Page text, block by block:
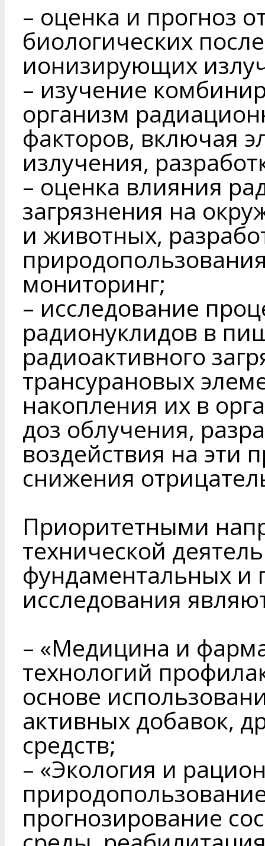
– оценка и прогноз
биологических
ионизирующих
– изучение
организм
факторов, включая
излучения,
– оценка влияния
загрязнения на
и животных,
мониторинг;
– исследование
радионуклидов в
радиоактивного
трансурановых
накопления их в
доз облучения,
воздействия на эти
снижения
Приоритетными
технической
фундаментальных и
исследования
– «Медицина и
технологий
основе
активных добавок,
средств;
– «Экология и
прогнозирование